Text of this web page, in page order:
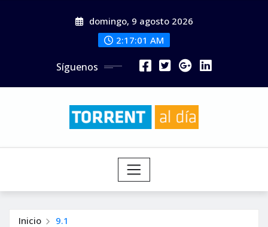
domingo, 9 agosto 2026
2:17:02 AM
Síguenos
Inicio 9.1